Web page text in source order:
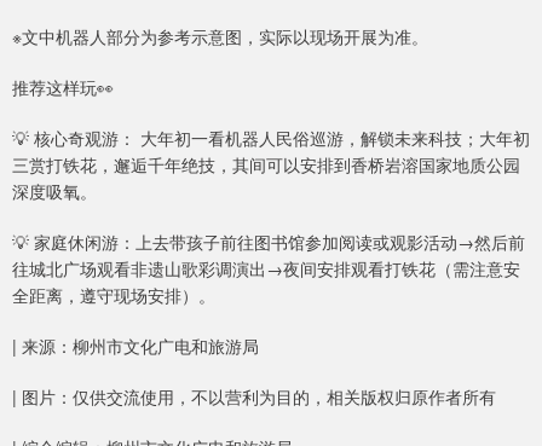
※文中机器人部分为参考示意图，实际以现场开展为准。
推荐这样玩👀
💡 核心奇观游： 大年初一看机器人民俗巡游，解锁未来科技；大年初
三赏打铁花，邂逅千年绝技，其间可以安排到香桥岩溶国家地质公园
深度吸氧。
💡 家庭休闲游：上去带孩子前往图书馆参加阅读或观影活动→然后前
往城北广场观看非遗山歌彩调演出→夜间安排观看打铁花（需注意安
全距离，遵守现场安排）。
| 来源：柳州市文化广电和旅游局
| 图片：仅供交流使用，不以营利为目的，相关版权归原作者所有